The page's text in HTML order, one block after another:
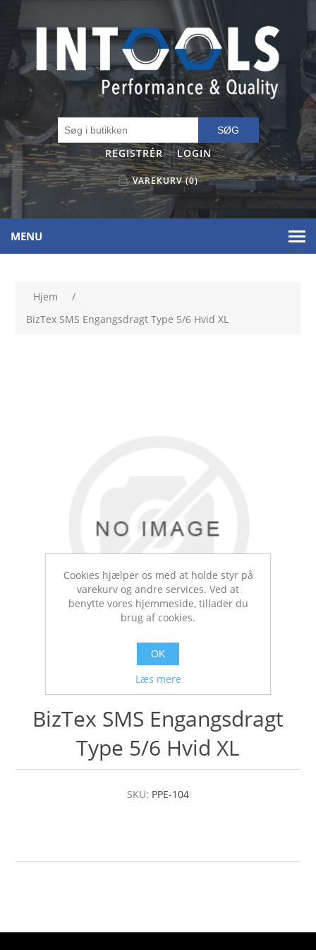
SØG
REGISTRÉR LOGIN
VAREKURV (0)
MENU
Hjem
/
BizTex SMS Engangsdragt Type 5/6 Hvid XL
BizTex SMS Engangsdragt
Type 5/6 Hvid XL
SKU: PPE-104
Cookies hjælper os med at holde styr på
varekurv og andre services. Ved at
benytte vores hjemmeside, tillader du
brug af cookies.
OK
Læs mere